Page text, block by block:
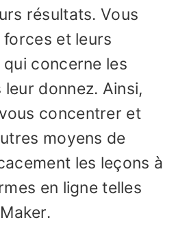
résultats. Vous
et leurs
concerne les
donnez. Ainsi,
concentrer et
moyens de
les leçons à
en ligne telles